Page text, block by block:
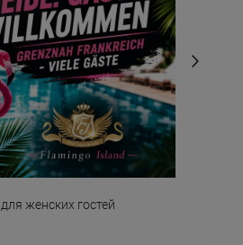
для женских гостей